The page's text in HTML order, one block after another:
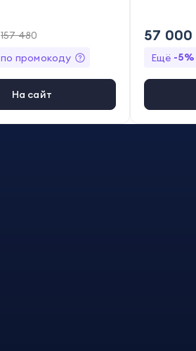
157 480
по промокоду
На сайт
57 000
Ещё -5%